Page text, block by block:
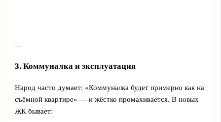
---
3. Коммуналка и эксплуатация
Народ часто думает: «Коммуналка будет примерно как на
съёмной квартире» — и жёстко промахивается. В новых
ЖК бывает: